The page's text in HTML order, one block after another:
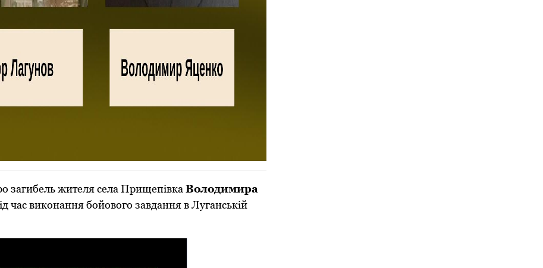
загибель жителя села Прищепівка Володимира
час виконання бойового завдання в Луганській